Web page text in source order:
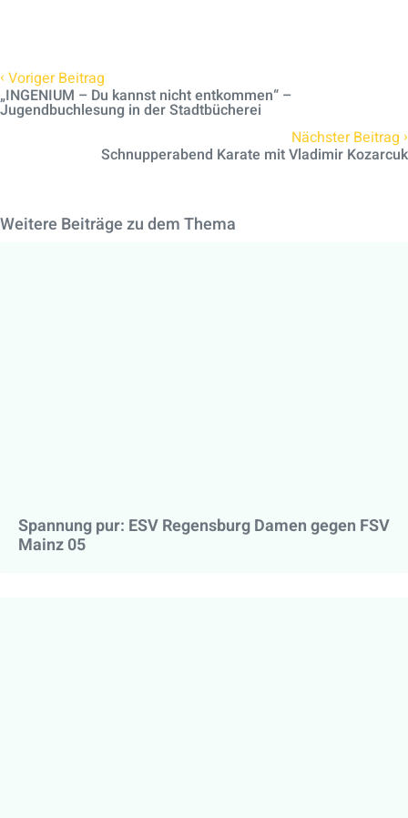
‹ Voriger Beitrag
„INGENIUM – Du kannst nicht entkommen“ –
Jugendbuchlesung in der Stadtbücherei
Nächster Beitrag ›
Schnupperabend Karate mit Vladimir Kozarcuk
Weitere Beiträge zu dem Thema
Spannung pur: ESV Regensburg Damen gegen FSV
Mainz 05